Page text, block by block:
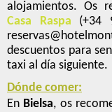
alojamientos. Os
Casa Raspa (+34
descuentos para
taxi al día siguiente.
Dónde comer:
En Bielsa, os